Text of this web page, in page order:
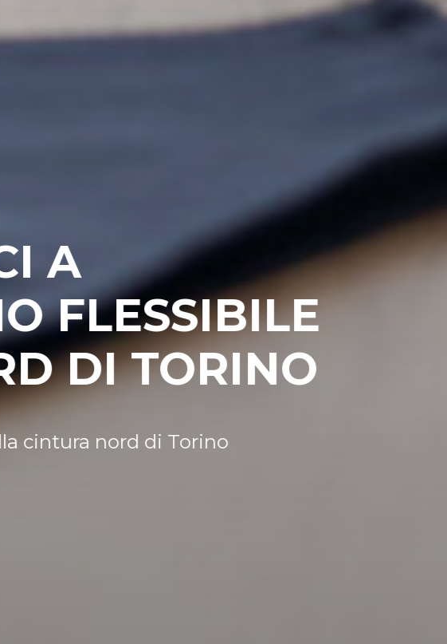
VOLPIANO: IL
PER LA
indirizzo prestigioso a nord di Torino